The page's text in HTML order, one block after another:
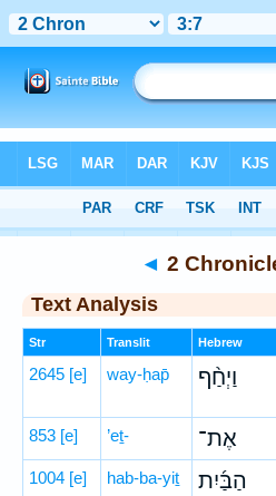
> 2 Chronicles 3:7
◄ 2
Text Analysis
Str Translit Hebrew
2645 [e] way-ḥap̄ וַיְחַ֨ף
853 [e] ’eṯ- אֶת־
1004 [e] hab-ba-yiṯ הַבַּ֜יִת